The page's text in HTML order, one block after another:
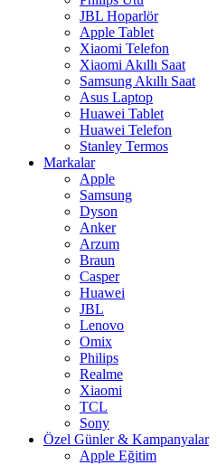
JBL Hoparlör
Apple Tablet
Xiaomi Telefon
Xiaomi Akıllı Saat
Samsung Akıllı Saat
Asus Laptop
Huawei Tablet
Huawei Telefon
Stanley Termos
Markalar
Apple
Samsung
Dyson
Anker
Arzum
Braun
Casper
Huawei
JBL
Lenovo
Omix
Philips
Realme
Xiaomi
TCL
Sony
Özel Günler & Kampanyalar
Apple Eğitim